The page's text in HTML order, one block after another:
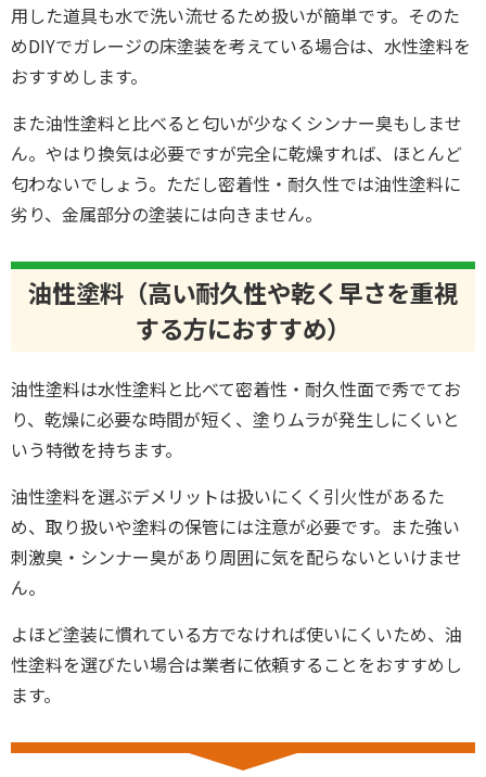
用した道具も水で洗い流せるため扱いが簡単です。そのた
めDIYでガレージの床塗装を考えている場合は、水性塗料を
おすすめします。
また油性塗料と比べると匂いが少なくシンナー臭もしませ
ん。やはり換気は必要ですが完全に乾燥すれば、ほとんど
匂わないでしょう。ただし密着性・耐久性では油性塗料に
劣り、金属部分の塗装には向きません。
油性塗料（高い耐久性や乾く早さを重視
する方におすすめ）
油性塗料は水性塗料と比べて密着性・耐久性面で秀でてお
り、乾燥に必要な時間が短く、塗りムラが発生しにくいと
いう特徴を持ちます。
油性塗料を選ぶデメリットは扱いにくく引火性があるた
め、取り扱いや塗料の保管には注意が必要です。また強い
刺激臭・シンナー臭があり周囲に気を配らないといけませ
ん。
よほど塗装に慣れている方でなければ使いにくいため、油
性塗料を選びたい場合は業者に依頼することをおすすめし
ます。